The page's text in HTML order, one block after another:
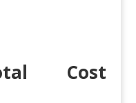
Cost